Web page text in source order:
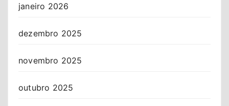
janeiro 2026
dezembro 2025
novembro 2025
outubro 2025